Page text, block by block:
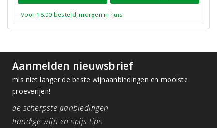
Voor 18:00 besteld, morgen in huis
Aanmelden nieuwsbrief
mis niet langer de beste wijnaanbiedingen en mooiste
proeverijen!
de scherpste aanbiedingen
handige wijn en spijs tips